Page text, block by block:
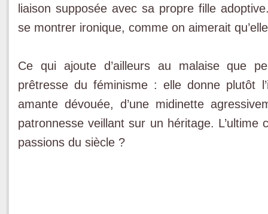
liaison supposée avec sa propre fille
se montrer ironique, comme on aimerait
Ce qui ajoute d’ailleurs au malaise que
prêtresse du féminisme : elle donne plutôt
amante dévouée, d’une midinette
patronnesse veillant sur un héritage.
passions du siècle ?